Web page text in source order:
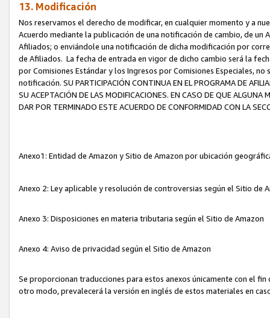
13. Modificación
Nos reservamos el derecho de modificar, en cualquier momento y a
Acuerdo mediante la publicación de una notificación de cambio, de
Afiliados; o enviándole una notificación de dicha modificación por
de Afiliados. La fecha de entrada en vigor de dicho cambio será la
por Comisiones Estándar y los Ingresos por Comisiones Especiales,
notificación. SU PARTICIPACIÓN CONTINUA EN EL PROGRAMA DE
SU ACEPTACIÓN DE LAS MODIFICACIONES. EN CASO DE QUE ALGUNA
DAR POR TERMINADO ESTE ACUERDO DE CONFORMIDAD CON LA
Anexo1: Entidad de Amazon y Sitio de Amazon por ubicación
Anexo 2: Ley aplicable y resolución de controversias según el Sitio de
Anexo 3: Disposiciones en materia tributaria según el Sitio de Amazon
Anexo 4: Aviso de privacidad según el Sitio de Amazon
Se proporcionan traducciones para estos anexos únicamente con el
otro modo, prevalecerá la versión en inglés de estos materiales en